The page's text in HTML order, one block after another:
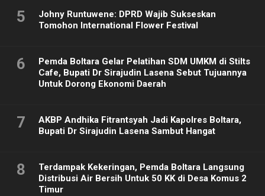
5
Johny Runtuwene: DPRD Wajib Sukseskan
Tomohon International Flower Festival
6
Pemda Boltara Gelar Pelatihan SDM UMKM di Stilts
Cafe, Bupati Dr Sirajudin Lasena Sebut Tujuannya
Untuk Dorong Ekonomi Daerah
7
AKBP Andhika Fitrantsyah Jadi Kapolres Boltara,
Bupati Dr Sirajudin Lasena Sambut Hangat
8
Terdampak Kekeringan, Pemda Boltara Langsung
Distribusi Air Bersih Untuk 50 KK di Desa Komus 2
Timur